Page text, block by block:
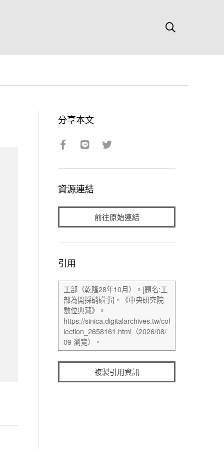
分享本文
資源連結
前往原始連結
引用
複製引用資訊